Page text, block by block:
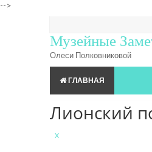
-->
Музейные
Олеси Полковниковой
ГЛАВНАЯ
Лионский
X